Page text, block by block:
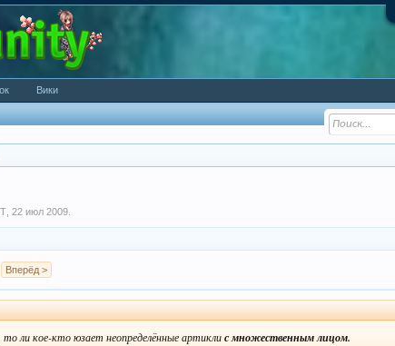
22 июл 2009
Вперёд >
то ли кое-кто юзает неопределённые артиклис множественным лицом.
Вики